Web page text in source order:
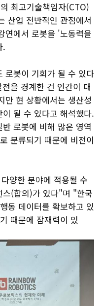
최고기술책임자(CTO)
산업 전반적인 관점에서
연에서 로봇을 '노동력을
.
로봇이 기회가 될 수 있다
을 경계한 건 인간이 대
만 현 상황에서는 생산성
될 수 있다고 해석했다.
로봇에 비해 많은 영역
분류되기 때문에 비전이
양한 분야에 적용될 수
스(합의)가 있다"며 "한국
동 데이터를 확보하고 있
때문에 잠재력이 있